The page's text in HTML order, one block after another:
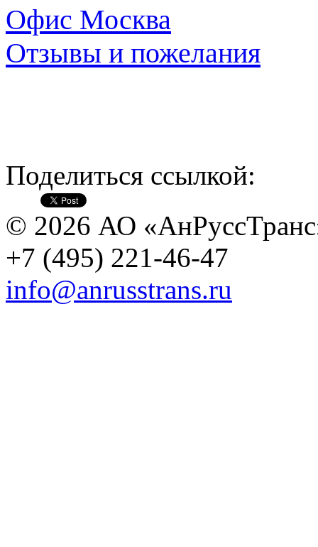
Офис Москва
Отзывы и пожелания
Поделиться ссылкой:
© 2026 АО
+7 (495) 221-46-47
info@anrusstrans.ru